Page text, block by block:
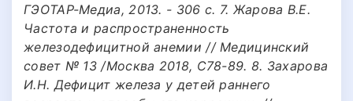
ГЭОТАР-Медиа, 2013. - 306 c. 7. Жарова В.Е.
Частота и распространенность
железодефицитной анемии // Медицинский
совет № 13 /Москва 2018, С78-89. 8. Захарова
И.Н. Дефицит железа у детей раннего